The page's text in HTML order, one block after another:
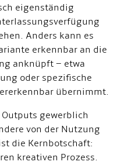
eigenständig
Anders kann es
erkennbar an die
anknüpft – etwa
oder spezifische
übernimmt.
gewerblich
von der Nutzung
die Kernbotschaft:
kreativen Prozess.